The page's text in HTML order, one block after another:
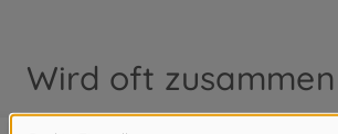
Wird oft